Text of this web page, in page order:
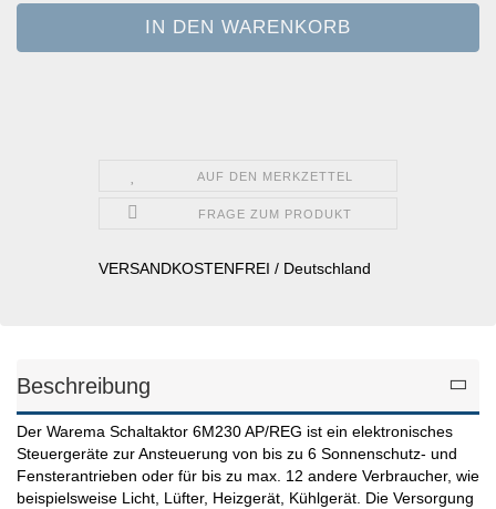
AUF DEN MERKZETTEL
FRAGE ZUM PRODUKT
VERSANDKOSTENFREI / Deutschland
Beschreibung
Der Warema Schaltaktor 6M230 AP/REG ist ein elektronisches
Steuergeräte zur Ansteuerung von bis zu 6 Sonnenschutz- und
Fensterantrieben oder für bis zu max. 12 andere Verbraucher, wie
beispielsweise Licht, Lüfter, Heizgerät, Kühlgerät. Die Versorgung